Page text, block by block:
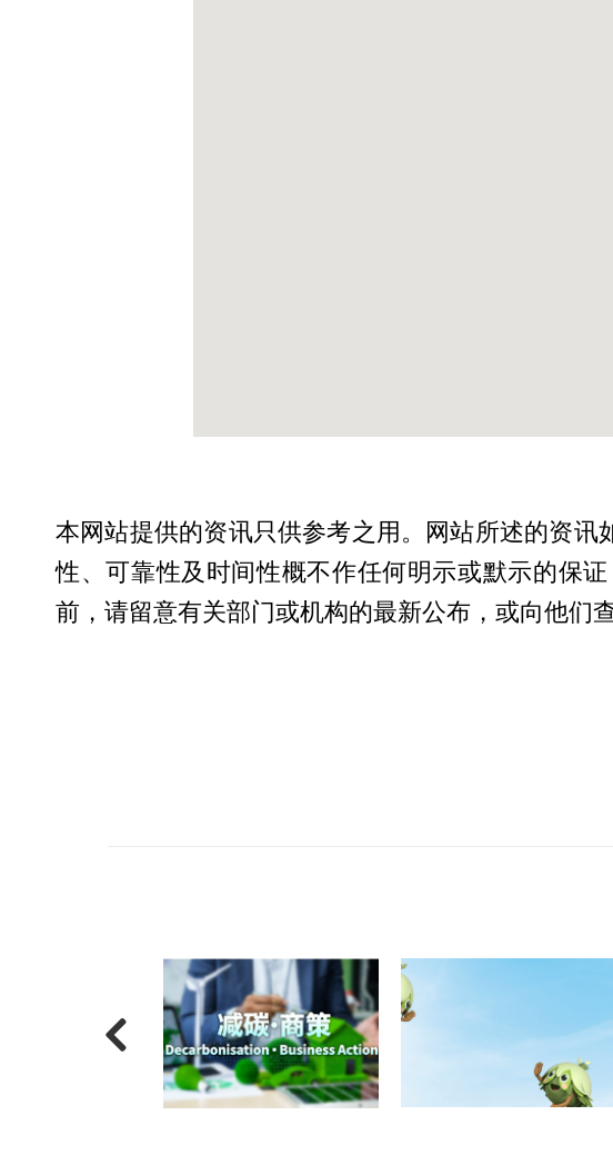
本网站提供的资讯只供参考之用。网站所述的资
性、可靠性及时间性概不作任何明示或默示的保
前，请留意有关部门或机构的最新公布，或向他们